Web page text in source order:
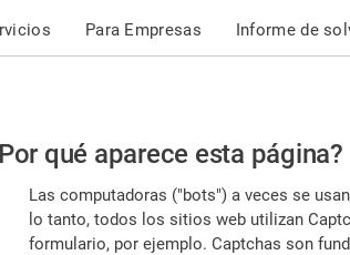
Para Empresas Informe de
favor,
confirme
qué aparece esta página?
Las computadoras ("bots") a veces se
lo tanto, todos los sitios web utilizan
formulario, por ejemplo. Captchas son